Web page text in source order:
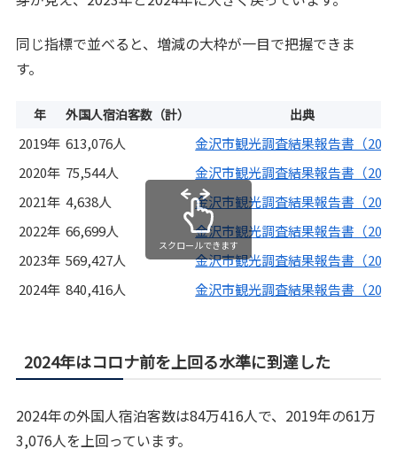
同じ指標で並べると、増減の大枠が一目で把握できま
す。
年 外国人宿泊客数（計） 出典
2019年 613,076人
金沢市観光調査結果報告書（
2020年 75,544人
金沢市観光調査結果報告書（
2021年 4,638人
金沢市観光調査結果報告書（
2022年 66,699人
金沢市観光調査結果報告書（
2023年 569,427人
金沢市観光調査結果報告書（
2024年 840,416人 金沢市観光調査結果報告書（
スクロールできます
2024年はコロナ前を上回る水準に到達した
2024年の外国人宿泊客数は84万416人で、2019年の61万
3,076人を上回っています。